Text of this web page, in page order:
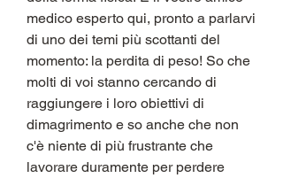
medico esperto qui, pronto a parlarvi
di uno dei temi più scottanti del
momento: la perdita di peso! So che
molti di voi stanno cercando di
raggiungere i loro obiettivi di
dimagrimento e so anche che non
c'è niente di più frustrante che
lavorare duramente per perdere